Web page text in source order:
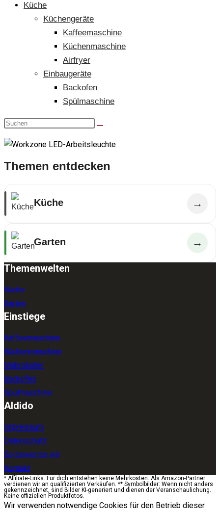
Küche
Küchengeräte
Kaffeemaschine
Küchenmaschine
Airfryer
Einbaugeräte
Backofen
Spülmaschine
Themen entdecken
Küche →
Garten →
Themenwelten
Küche
Garten
Einstiege
Kaffeemaschine
Küchenmaschine
Mähroboter
Backofen
Spülmaschine
Aldido
Impressum
Datenschutz
So bewerten wir
Kontakt
* Affiliate-Links. Für dich entstehen keine Mehrkosten. Als Amazon-Partner
verdienen wir an qualifizierten Verkäufen. ** Symbolbilder: Wenn nicht anders
gekennzeichnet, sind Bilder KI-generiert und dienen der Veranschaulichung.
Keine offiziellen Produktfotos.
Wir verwenden notwendige Cookies für den Betrieb dieser